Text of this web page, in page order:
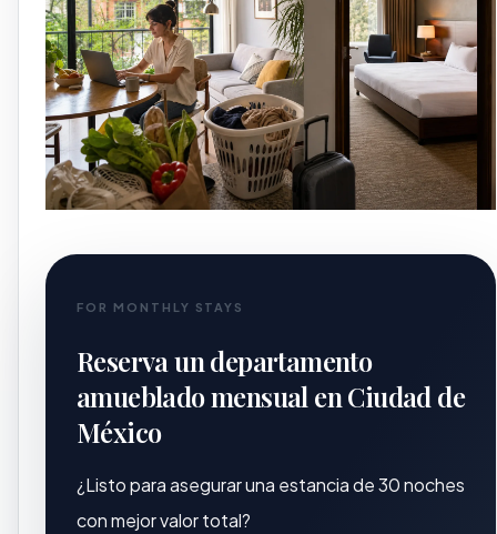
FOR MONTHLY STAYS
Reserva un departamento
amueblado mensual en Ciudad de
México
¿Listo para asegurar una estancia de 30 noches
con mejor valor total?